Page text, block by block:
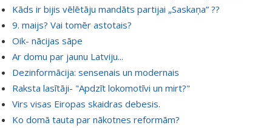
Kāds ir bijis vēlētāju mandāts partijai „Saskaņa” ??
9. maijs? Vai tomēr astotais?
Oik- nācijas sāpe
Ar domu par jaunu Latviju...
Dezinformācija: sensenais un modernais
Raksta lasītāji- "Apdzīt lokomotīvi un mirt?"
Virs visas Eiropas skaidras debesis.
Ko domā tauta par nākotnes reformām?